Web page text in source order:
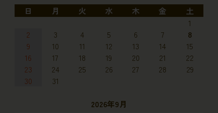
日
月 火 水 木 金
土
1
2
3 4 5 6 7
8
9
10 11 12 13 14
15
16
17 18 19 20 21
22
23
24 25 26 27 28
29
30
31
2026年9月